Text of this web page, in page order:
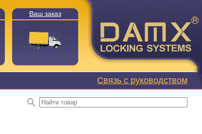
Ваш заказ
Связь с руководством